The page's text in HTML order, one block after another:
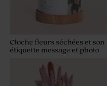
Cloche fleurs séchées et son
étiquette message et photo